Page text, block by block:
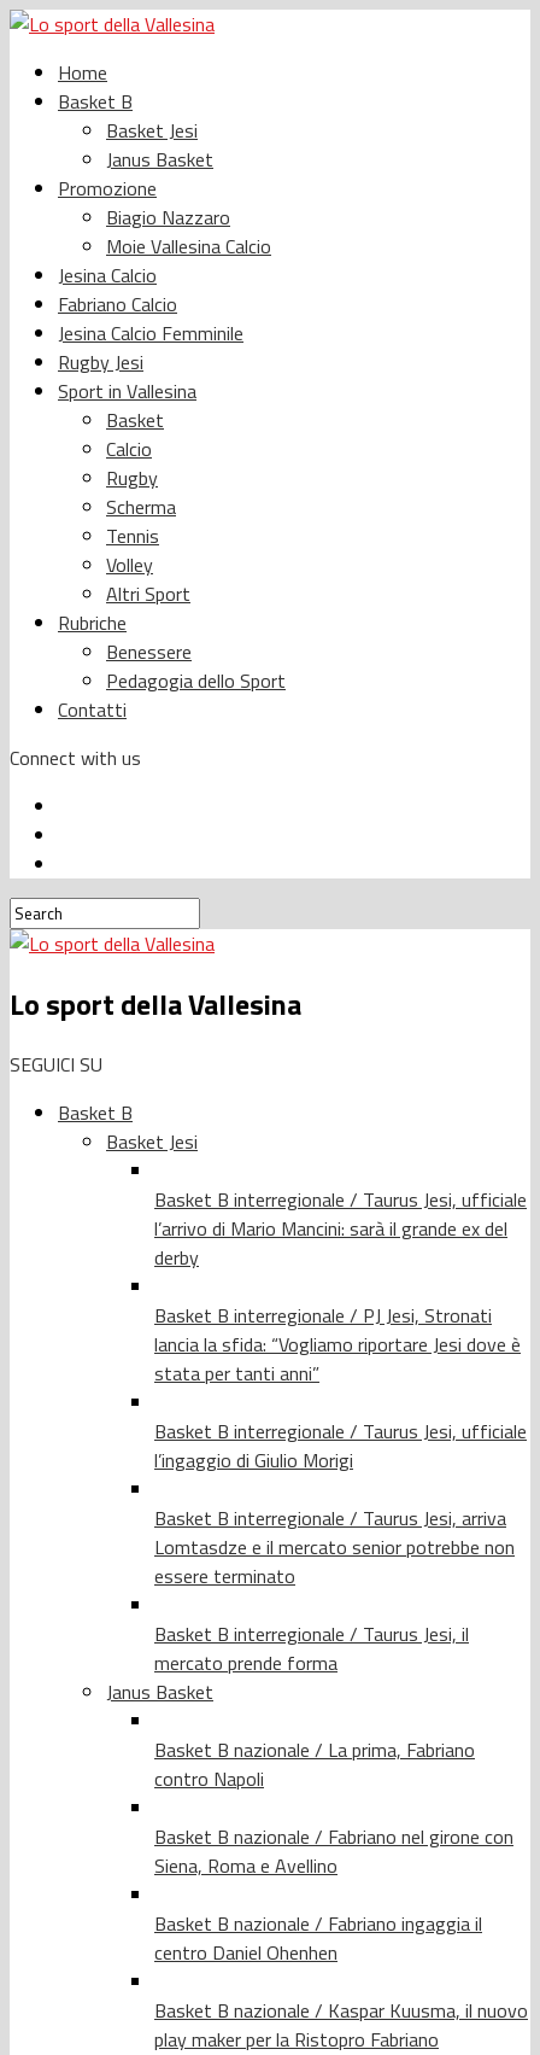
Home
Basket B
Basket Jesi
Janus Basket
Promozione
Biagio Nazzaro
Moie Vallesina Calcio
Jesina Calcio
Fabriano Calcio
Jesina Calcio Femminile
Rugby Jesi
Sport in Vallesina
Basket
Calcio
Rugby
Scherma
Tennis
Volley
Altri Sport
Rubriche
Benessere
Pedagogia dello Sport
Contatti
Connect with us
Lo sport della Vallesina
SEGUICI SU
Basket B
Basket Jesi
Basket B interregionale / Taurus Jesi, ufficiale
l’arrivo di Mario Mancini: sarà il grande ex del
derby
Basket B interregionale / PJ Jesi, Stronati
lancia la sfida: “Vogliamo riportare Jesi dove è
stata per tanti anni”
Basket B interregionale / Taurus Jesi, ufficiale
l’ingaggio di Giulio Morigi
Basket B interregionale / Taurus Jesi, arriva
Lomtasdze e il mercato senior potrebbe non
essere terminato
Basket B interregionale / Taurus Jesi, il
mercato prende forma
Janus Basket
Basket B nazionale / La prima, Fabriano
contro Napoli
Basket B nazionale / Fabriano nel girone con
Siena, Roma e Avellino
Basket B nazionale / Fabriano ingaggia il
centro Daniel Ohenhen
Basket B nazionale / Kaspar Kuusma, il nuovo
play maker per la Ristopro Fabriano